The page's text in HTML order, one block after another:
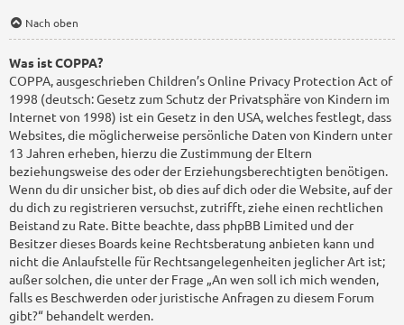
Nach oben
Was ist COPPA?
COPPA, ausgeschrieben Children’s Online Privacy Protection Act of
1998 (deutsch: Gesetz zum Schutz der Privatsphäre von Kindern im
Internet von 1998) ist ein Gesetz in den USA, welches festlegt, dass
Websites, die möglicherweise persönliche Daten von Kindern unter
13 Jahren erheben, hierzu die Zustimmung der Eltern
beziehungsweise des oder der Erziehungsberechtigten benötigen.
Wenn du dir unsicher bist, ob dies auf dich oder die Website, auf der
du dich zu registrieren versuchst, zutrifft, ziehe einen rechtlichen
Beistand zu Rate. Bitte beachte, dass phpBB Limited und der
Besitzer dieses Boards keine Rechtsberatung anbieten kann und
nicht die Anlaufstelle für Rechtsangelegenheiten jeglicher Art ist;
außer solchen, die unter der Frage „An wen soll ich mich wenden,
falls es Beschwerden oder juristische Anfragen zu diesem Forum
gibt?“ behandelt werden.